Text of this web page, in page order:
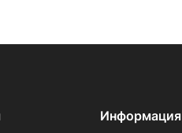
Информация